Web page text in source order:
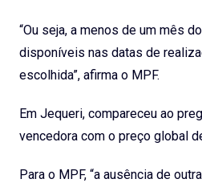
“Ou seja, a menos de um mês
disponíveis nas datas de
escolhida”, afirma o MPF.
Em Jequeri, compareceu ao
vencedora com o preço global
Para o MPF, “a ausência de